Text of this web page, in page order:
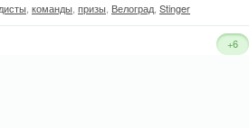
команды призы Велоград Stinger
+6